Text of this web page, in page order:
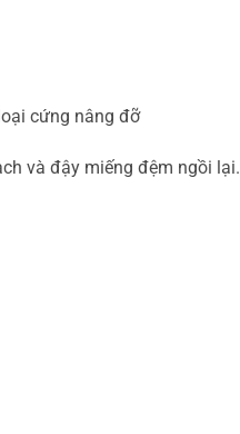
cứng nâng đỡ
và đậy miếng đệm ngồi lại.